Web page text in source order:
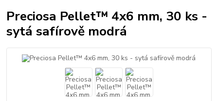
Preciosa Pellet™ 4x6 mm, 30 ks -
sytá safírově modrá